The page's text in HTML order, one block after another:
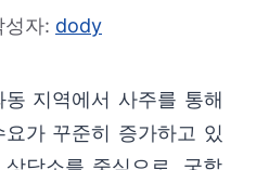
성자: dody
지역에서 사주를 통해
가 꾸준히 증가하고 있